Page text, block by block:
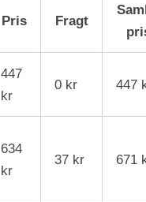
Pris Fragt
447
kr
0 kr 447
634
kr
37 kr 671